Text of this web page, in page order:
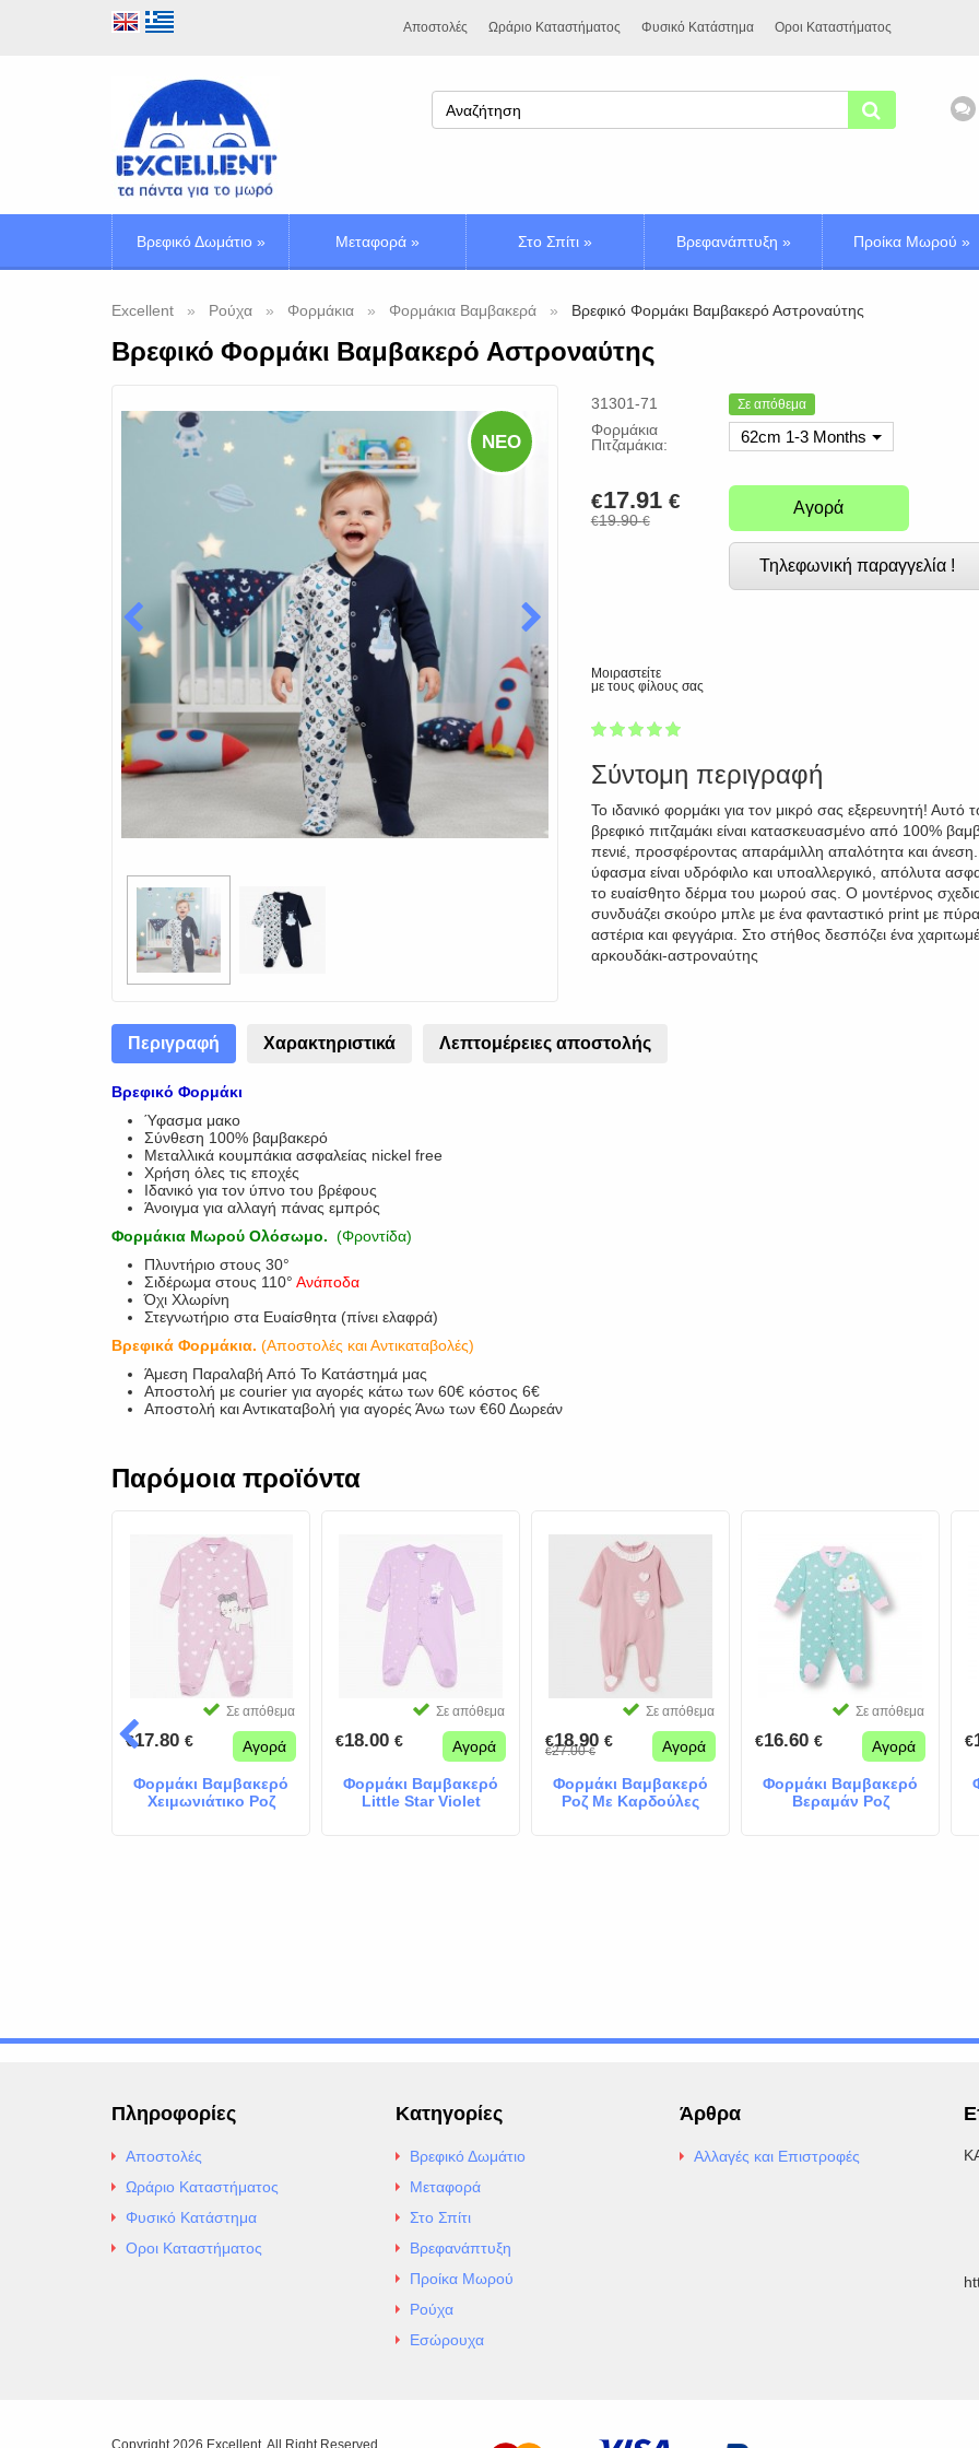
Αποστολές Ωράριο Καταστήματος Φυσικό Κατάστημα Οροι Καταστήματος
Βρεφικό Δωμάτιο» Μεταφορά » Στο Σπίτι » Βρεφανάπτυξη » Προίκα Μωρού »
Excellent Ρούχα Φορμάκια Φορμάκια Βαμβακερά Βρεφικό Φορμάκι Βαμβακερό Αστροναύτης
Βρεφικό Φορμάκι Βαμβακερό Αστροναύτης
ΝΈΟ
31301-71 Σε απόθεμα
Φορμάκια
Πιτζαμάκια:
62cm 1-3 Months
€17.91 €
€19.90€
Αγορά
Τηλεφωνική παραγγελία !
Μοιραστείτε
με τους φίλους σας
1
2
3
4
5
Σύντομη περιγραφή
Το ιδανικό φορμάκι για τον μικρό σας εξερευνητή! Αυτό
βρεφικό πιτζαμάκι είναι κατασκευασμένο από 100%
πενιέ, προσφέροντας απαράμιλλη απαλότητα και
ύφασμα είναι υδρόφιλο και υποαλλεργικό, απόλυτα
το ευαίσθητο δέρμα του μωρού σας. Ο μοντέρνος
συνδυάζει σκούρο μπλε με ένα φανταστικό print με
αστέρια και φεγγάρια. Στο στήθος δεσπόζει ένα
αρκουδάκι-αστροναύτης
Περιγραφή Χαρακτηριστικά Λεπτομέρειες αποστολής
Βρεφικό Φορμάκι
Ύφασμα μακο
Σύνθεση 100% βαμβακερό
Μεταλλικά κουμπάκια ασφαλείας nickel free
Χρήση όλες τις εποχές
Ιδανικό για τον ύπνο του βρέφους
Άνοιγμα για αλλαγή πάνας εμπρός
Φορμάκια Μωρού Ολόσωμο. (Φροντίδα)
Πλυντήριο στους 30°
Σιδέρωμα στους 110° Ανάποδα
Όχι Χλωρίνη
Στεγνωτήριο στα Ευαίσθητα (πίνει ελαφρά)
Βρεφικά Φορμάκια. (Αποστολές και Αντικαταβολές)
Άμεση Παραλαβή Από Το Κατάστημά μας
Αποστολή με courier για αγορές κάτω των 60€ κόστος 6€
Αποστολή και Αντικαταβολή για αγορές Άνω των €60 Δωρεάν
Παρόμοια προϊόντα
Σε απόθεμα
€17.80 € Αγορά
Φορμάκι Βαμβακερό
Χειμωνιάτικο Ροζ
Σε απόθεμα
€18.00 € Αγορά
Φορμάκι Βαμβακερό
Little Star Violet
Σε απόθεμα
€18.90 €
€27.00€ Αγορά
Φορμάκι Βαμβακερό
Ροζ Με Καρδούλες
Σε απόθεμα
€16.60 € Αγορά
Φορμάκι Βαμβακερό
Βεραμάν Ροζ
€
Πληροφορίες
Αποστολές
Ωράριο Καταστήματος
Φυσικό Κατάστημα
Οροι Καταστήματος
Κατηγορίες
Βρεφικό Δωμάτιο
Μεταφορά
Στο Σπίτι
Βρεφανάπτυξη
Προίκα Μωρού
Ρούχα
Εσώρουχα
Άρθρα
Αλλαγές και Επιστροφές
Copyright 2026 Excellent. All Right Reserved